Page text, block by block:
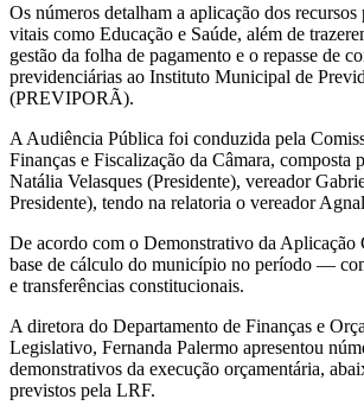
Os números detalham a aplicação dos recursos
vitais como Educação e Saúde, além de
gestão da folha de pagamento e o repasse de
previdenciárias ao Instituto Municipal de
(PREVIPORÃ).
A Audiência Pública foi conduzida pela
Finanças e Fiscalização da Câmara, composta
Natália Velasques (Presidente), vereador
Presidente), tendo na relatoria o vereador
De acordo com o Demonstrativo da Aplicação
base de cálculo do município no período —
e transferências constitucionais.
A diretora do Departamento de Finanças e
Legislativo, Fernanda Palermo apresentou
demonstrativos da execução orçamentária,
previstos pela LRF.